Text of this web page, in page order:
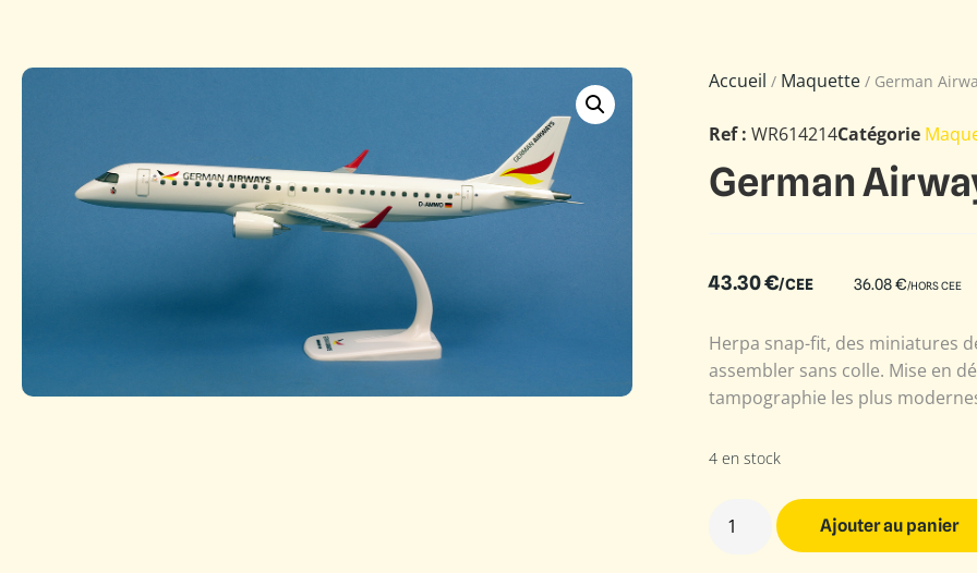
Accueil / Maquette / German
Ref : WR614214Catégorie
German
43.30€/CEE 36.08€/HORS CEE
Herpa snap-fit, des miniatures
assembler sans colle. Mise en
tampographie les plus
4 en stock
Ajouter au panier